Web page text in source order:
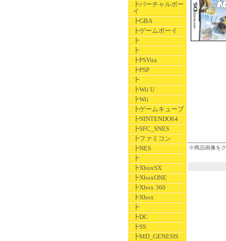
┣バーチャルボー
イ
┣GBA
┣ゲームボーイ
┣
┣
┣PSVita
┣PSP
┣
┣Wii U
┣Wii
┣ゲームキューブ
┣NINTENDO64
┣SFC_SNES
┣ファミコン
┣NES
┣
┣XboxSX
┣XboxONE
┣Xbox 360
┣Xbox
┣
┣DC
┣SS
┣MD_GENESIS
※商品画像をク